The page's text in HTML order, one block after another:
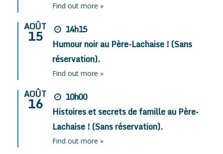
Find out more »
AOÛT
15
14h15
Humour noir au Père-Lachaise ! (Sans
réservation).
Find out more »
AOÛT
16
10h00
Histoires et secrets de famille au Père-
Lachaise ! (Sans réservation).
Find out more »